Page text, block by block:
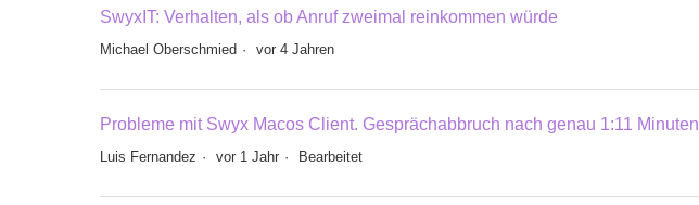
SwyxIT: Verhalten, als ob Anruf zweimal reinkommen würde
Michael Oberschmied vor 4 Jahren
Probleme mit Swyx Macos Client. Gesprächabbruch nach genau 1:11 Minuten
Luis Fernandez vor 1 Jahr Bearbeitet